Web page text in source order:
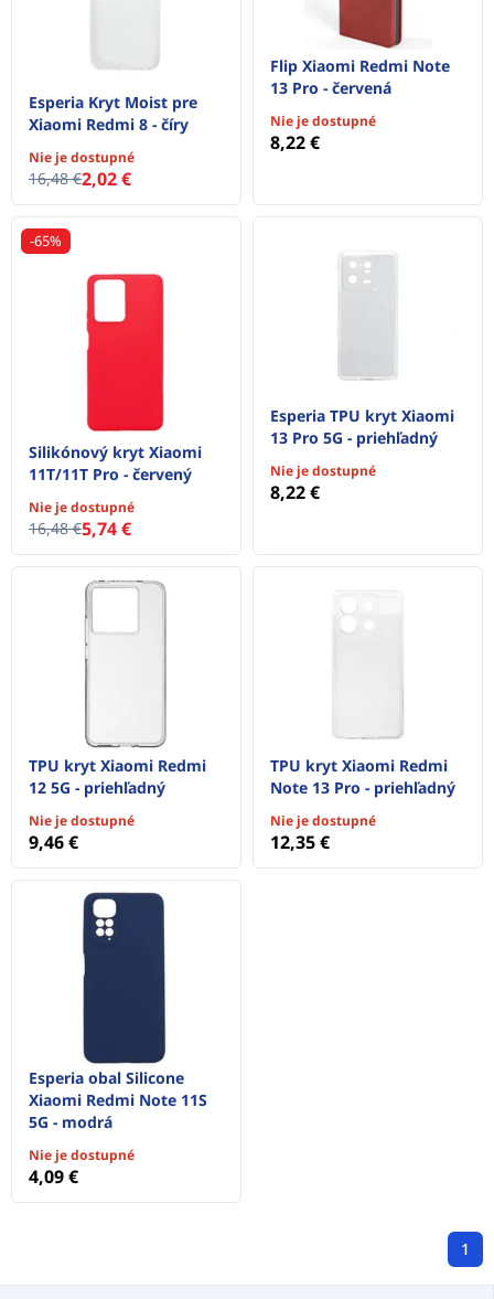
Esperia Kryt Moist pre
Xiaomi Redmi 8 - číry
Nie je dostupné
16,48 €2,02 €
Flip Xiaomi Redmi Note
13 Pro - červená
Nie je dostupné
8,22 €
-65%
Silikónový kryt Xiaomi
11T/11T Pro - červený
Nie je dostupné
16,48 €5,74 €
Esperia TPU kryt Xiaomi
13 Pro 5G - priehľadný
Nie je dostupné
8,22 €
TPU kryt Xiaomi Redmi
12 5G - priehľadný
Nie je dostupné
9,46 €
TPU kryt Xiaomi Redmi
Note 13 Pro - priehľadný
Nie je dostupné
12,35 €
Esperia obal Silicone
Xiaomi Redmi Note 11S
5G - modrá
Nie je dostupné
4,09 €
1